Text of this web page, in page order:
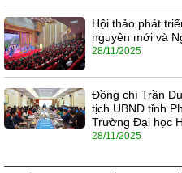
Hội thảo phát
nguyên mới và
28/11/2025
Đồng chí Trần
tịch UBND tỉnh
Trường Đại học
28/11/2025